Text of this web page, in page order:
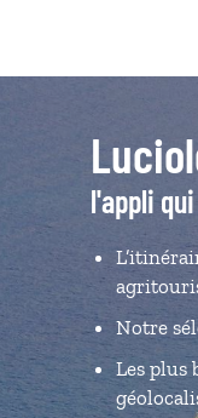
l'appli
Notre
Les plus